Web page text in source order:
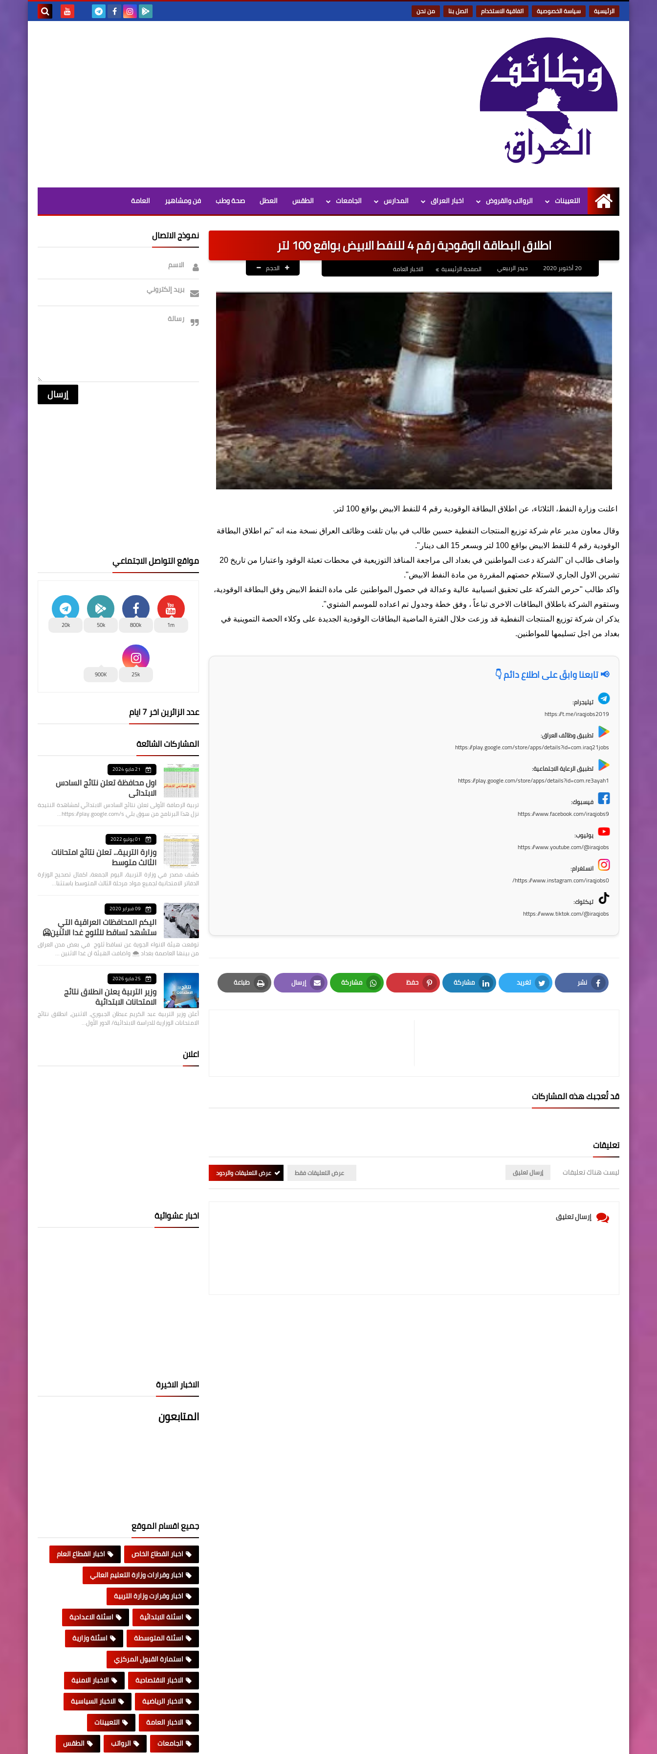
الرئيسية سياسة الخصوصية اتفاقية الاستخدام اتصل بنا من نحن
الرئيسية
التعيينات الرواتب والقروض اخبار العراق المدارس الجامعات الطقس العطل صحة وطب فن ومشاهير العامة
اطلاق البطاقة الوقودية رقم 4 للنفط الابيض بواقع 100 لتر
حيدر الربيعي الصفحة الرئيسية الاخبار العامة الحجم
اعلنت وزارة النفط، الثلاثاء، عن اطلاق البطاقة الوقودية رقم 4 للنفط الابيض بواقع 100 لتر.
وقال معاون مدير عام شركة توزيع المنتجات النفطية حسين طالب في بيان تلقت وظائف العراق نسخة منه انه "تم اطلاق البطاقة
الوقودية رقم 4 للنفط الابيض بواقع 100 لتر وبسعر 15 الف دينار".
واضاف طالب ان "الشركة دعت المواطنين في بغداد الى مراجعة المنافذ التوزيعية في محطات تعبئة الوقود واعتبارا من تاريخ 20
تشرين الاول الجاري لاستلام حصتهم المقررة من مادة النفط الابيض".
واكد طالب "حرص الشركة على تحقيق انسيابية عالية وعدالة في حصول المواطنين على مادة النفط الابيض وفق البطاقة الوقودية،
وستقوم الشركة باطلاق البطاقات الاخرى تباعاً ، وفق خطة وجدول تم اعداده للموسم الشتوي".
يذكر ان شركة توزيع المنتجات النفطية قد وزعت خلال الفترة الماضية البطاقات الوقودية الجديدة على وكلاء الحصة التموينية في
بغداد من اجل تسليمها للمواطنين.
📢 تابعنا وابقَ على اطلاع دائم 👇
تيليجرام:
https://t.me/iraqjobs2019
تطبيق وظائف العراق:
https://play.google.com/store/apps/details?id=com.iraq21jobs
تطبيق الرعاية الاجتماعية:
https://play.google.com/store/apps/details?id=com.re3ayah1
فيسبوك:
https://www.facebook.com/iraqjobs9
يوتيوب:
https://www.youtube.com/@iraqjobs
انستغرام:
https://www.instagram.com/iraqjobs0/
تيكتوك:
https://www.tiktok.com/@iraqjobs
نشر
Facebook
تغريد
Twitter
مشاركة
LinkedIn
حفظ
Pinterest
مشاركة
Whatsapp
إرسال
Email
طباعة
Print
قد تُعجبك هذه المشاركات
تعليقات
ليست هناك تعليقات إرسال تعليق عرض التعليقات فقط عرض التعليقات والردود
إرسال تعليق
نموذج الاتصال
الاسم
بريد إلكتروني
رسالة
مواقع التواصل الاجتماعي
1m
800k
50k
20k
25k
900K
عدد الزائرين اخر 7 ايام
المشاركات الشائعة
21 مايو 2024
اول محافظة تعلن نتائج السادس
الابتدائي
تربية الرصافة الأولى تعلن نتائج السادس الابتدائي لمشاهدة النتيجة
نزل هذا البرنامج من سوق بلي https://play.google.com/s…
01 يوليو 2022
وزارة التربية... تعلن نتائج امتحانات
الثالث متوسط
كشف مصدر في وزارة التربية، اليوم الجمعة، اكمال تصحيح الوزارة
الدفاتر الامتحانية لجميع مواد مرحلة الثالث المتوسط باستثنا…
09 فبراير 2020
اليكم المحافظات العراقية التي
ستشهد تساقط للثلوج غدا الاثنين🥶
توقعت هيئة الانواء الجوية عن تساقط ثلوج في بعض مدن العراق
من بينها العاصمة بغداد ⁦🌨️⁩ واضافت الهيئة ان غدا الاثنين …
25 مايو 2026
وزير التربية يعلن انطلاق نتائج
الامتحانات الابتدائية
أعلن وزير التربية عبد الكريم عبطان الجبوري، الاثنين، انطلاق نتائج
الامتحانات الوزارية للدراسة الابتدائية/ الدور الأول…
اعلان
اخبار عشوائية
الاخبار الاخيرة
المتابعون
جميع اقسام الموقع
اخبار القطاع الخاص
اخبار القطاع العام
اخبار وقرارات وزارة التعليم العالي
اخبار وقرارت وزارة التربية
اسئلة الابتدائية
اسئلة الاعدادية
اسئلة المتوسطة
اسئلة وزارية
استمارة القبول المركزي
الاخبار الاقتصادية
الاخبار الامنية
الاخبار الرياضية
الاخبار السياسية
الاخبار العامة
التعيينات
الجامعات
الرواتب الطقس